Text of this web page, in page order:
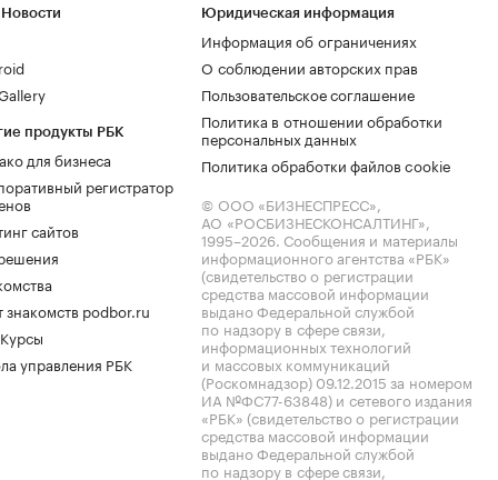
продукты РБК
для бизнеса
регистратор
сайтов
знакомств podbor.ru
управления РБК
Юридическая информация
Информация об ограничениях
О соблюдении авторских прав
Пользовательское соглашение
Политика в отношении обработки
персональных данных
Политика обработки файлов cookie
© ООО «БИЗНЕСПРЕСС»,
АО «РОСБИЗНЕСКОНСАЛТИНГ»,
1995–2026. Сообщения и материалы
информационного агентства «РБК»
(свидетельство о регистрации
средства массовой информации
выдано Федеральной службой
по надзору в сфере связи,
информационных технологий
и массовых коммуникаций
(Роскомнадзор) 09.12.2015 за номером
ИА №ФС77-63848) и сетевого издания
«РБК» (свидетельство о регистрации
средства массовой информации
выдано Федеральной службой
по надзору в сфере связи,